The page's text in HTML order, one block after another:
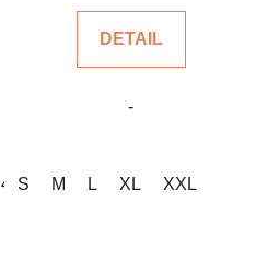
4XL
z
hviezdičiek.
DETAIL
-
S M L XL XXL